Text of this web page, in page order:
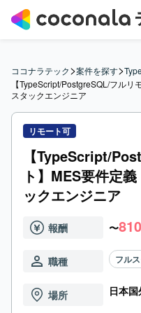
ココナラテック>案件を探す>
【TypeScript/PostgreSQL/フル
スタックエンジニア
リモート可
【TypeScript/
ト】MES要件定
ックエンジニア
報酬 〜
職種 フル
場所 日本国